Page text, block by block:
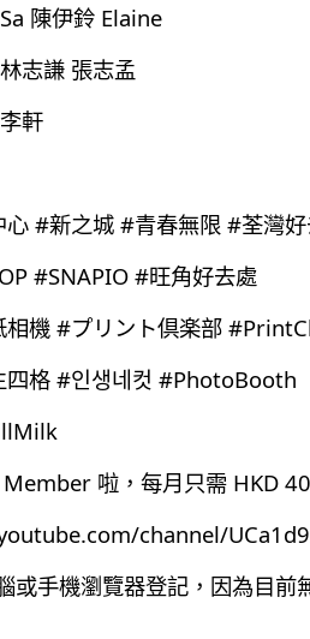
陳伊鈴 Elaine
志謙 張志孟
軒
#新之城 #青春無限 #荃灣
#SNAPIO #旺角好去處
相機 #プリント倶楽部
格 #인생네컷 #PhotoBooth
啦，每月只需 HKD 40
channel/
或手機瀏覽器登記，因為目前